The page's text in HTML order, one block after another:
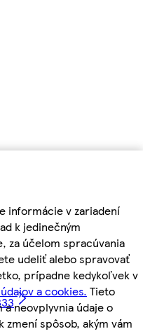
informácie v zariadení
k jedinečným
za účelom spracúvania
udeliť alebo spravovať
prípadne kedykoľvek v
a cookies. Tieto
neovplyvnia údaje o
zmení spôsob, akým vám